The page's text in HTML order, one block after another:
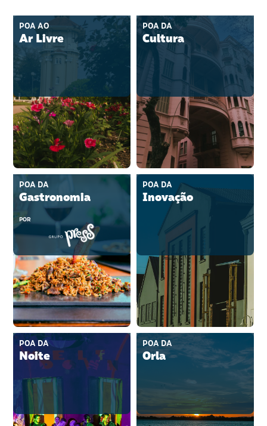
POA AO
Ar Livre
POA DA
Cultura
POA DA
Gastronomia
POR
POA DA
Inovação
POA DA
Noite
POA DA
Orla